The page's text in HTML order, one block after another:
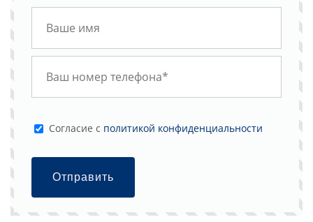
Cогласие с политикой конфиденциальности
Отправить